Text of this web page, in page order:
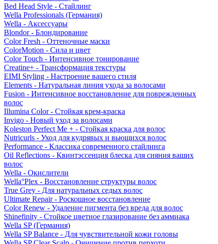
Bed Head Style - Стайлинг
Wella Professionals (Германия)
Wella - Аксессуары
Blondor - Блондирование
Color Fresh - Оттеночные маски
ColorMotion - Сила и цвет
Color Touch - Интенсивное тонирование
Creatine+ - Трансформация текстуры
EIMI Styling - Настроение вашего стиля
Elements - Натуральная линия ухода за волосами
Fusion - Интенсивное восстановление для поврежденных
волос
Illumina Color - Стойкая крем-краска
Invigo - Новый уход за волосами
Koleston Perfect Me + - Стойкая краска для волос
Nutricurls - Уход для кудрявых и вьющихся волос
Performance - Классика современного стайлинга
Oil Reflections - Квинтэссенция блеска для сияния ваших
волос
Wella - Окислители
Wella°Plex - Восстановление структуры волос
True Grey - Для натуральных седых волос
Ultimate Repair - Роскошное восстановление
Color Renew - Удаление пигмента без вреда для волос
Shinefinity - Стойкое цветное глазирование без аммиака
Wella SP (Германия)
Wella SP Balance - Для чувствительной кожи головы